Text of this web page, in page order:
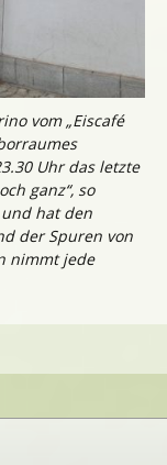
vom „Eiscafé
Uhr das letzte
ganz“, so
hat den
der Spuren von
nimmt jede